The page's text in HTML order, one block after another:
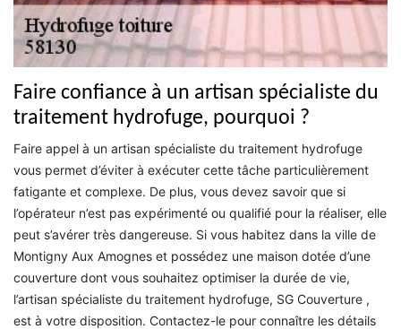
Faire confiance à un artisan spécialiste du
traitement hydrofuge, pourquoi ?
Faire appel à un artisan spécialiste du traitement hydrofuge
vous permet d’éviter à exécuter cette tâche particulièrement
fatigante et complexe. De plus, vous devez savoir que si
l’opérateur n’est pas expérimenté ou qualifié pour la réaliser, elle
peut s’avérer très dangereuse. Si vous habitez dans la ville de
Montigny Aux Amognes et possédez une maison dotée d’une
couverture dont vous souhaitez optimiser la durée de vie,
l’artisan spécialiste du traitement hydrofuge, SG Couverture ,
est à votre disposition. Contactez-le pour connaître les détails